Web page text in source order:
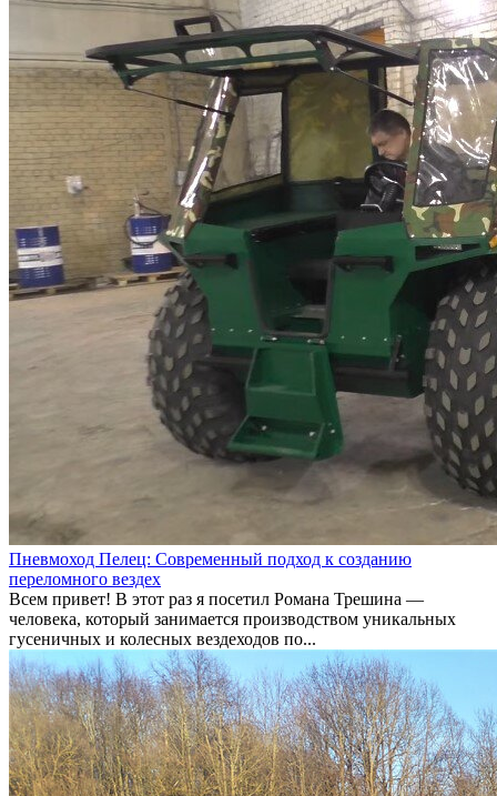
Пневмоход Пелец: Современный подход к созданию
переломного вездех
Всем привет! В этот раз я посетил Романа Трешина —
человека, который занимается производством уникальных
гусеничных и колесных вездеходов по...